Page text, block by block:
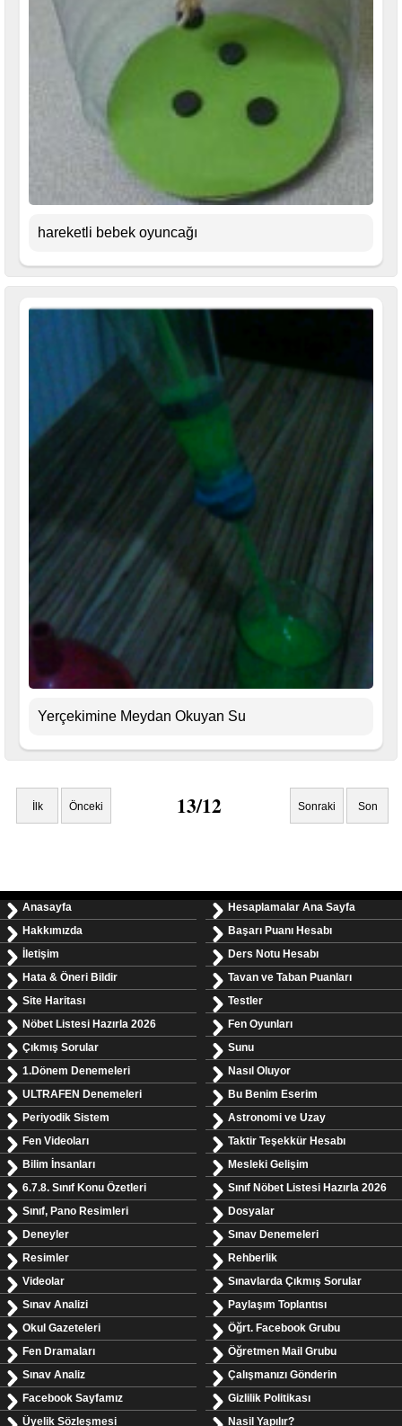
hareketli bebek oyuncağı
Yerçekimine Meydan Okuyan Su
İlk Önceki 13/12 Sonraki Son
Anasayfa
Hakkımızda
İletişim
Hata & Öneri Bildir
Site Haritası
Nöbet Listesi Hazırla 2026
Çıkmış Sorular
1.Dönem Denemeleri
ULTRAFEN Denemeleri
Periyodik Sistem
Fen Videoları
Bilim İnsanları
6.7.8. Sınıf Konu Özetleri
Sınıf, Pano Resimleri
Deneyler
Resimler
Videolar
Sınav Analizi
Okul Gazeteleri
Fen Dramaları
Sınav Analiz
Facebook Sayfamız
Üyelik Sözleşmesi
Hesaplamalar Ana Sayfa
Başarı Puanı Hesabı
Ders Notu Hesabı
Tavan ve Taban Puanları
Testler
Fen Oyunları
Sunu
Nasıl Oluyor
Bu Benim Eserim
Astronomi ve Uzay
Taktir Teşekkür Hesabı
Mesleki Gelişim
Sınıf Nöbet Listesi Hazırla 2026
Dosyalar
Sınav Denemeleri
Rehberlik
Sınavlarda Çıkmış Sorular
Paylaşım Toplantısı
Öğrt. Facebook Grubu
Öğretmen Mail Grubu
Çalışmanızı Gönderin
Gizlilik Politikası
Nasil Yapılır?